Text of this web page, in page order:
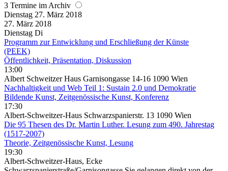
3 Termine im Archiv
Dienstag 27. März 2018
27. März 2018
Dienstag Di
Programm zur Entwicklung und Erschließung der Künste
(PEEK)
Öffentlichkeit, Präsentation, Diskussion
13:00
Albert Schweitzer Haus Garnisongasse 14-16 1090 Wien
Nachhaltigkeit und Web Teil 1: Sustain 2.0 und Demokratie
Bildende Kunst, Zeitgenössische Kunst, Konferenz
17:30
Albert-Schweitzer-Haus Schwarzspanierstr. 13 1090 Wien
Die 95 Thesen des Dr. Martin Luther. Lesung zum 490. Jahrestag
(1517-2007)
Theorie, Zeitgenössische Kunst, Lesung
19:30
Albert-Schweitzer-Haus, Ecke